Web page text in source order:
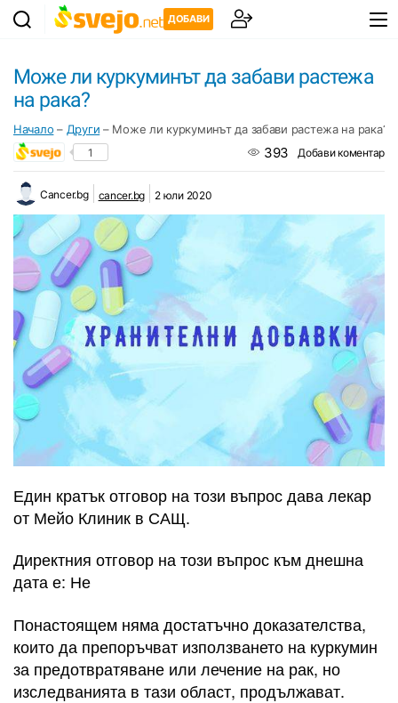
ДОБАВИ
Може ли куркуминът да забави растежа
на рака?
Начало – Други – Може ли куркуминът да забави растежа на рака?
1 393 Добави коментар
Cancer.bg cancer.bg 2 юли 2020
Един кратък отговор на този въпрос дава лекар
от Мейо Клиник в САЩ.
Директния отговор на този въпрос към днешна
дата е: Не
Понастоящем няма достатъчно доказателства,
които да препоръчват използването на куркумин
за предотвратяване или лечение на рак, но
изследванията в тази област, продължават.